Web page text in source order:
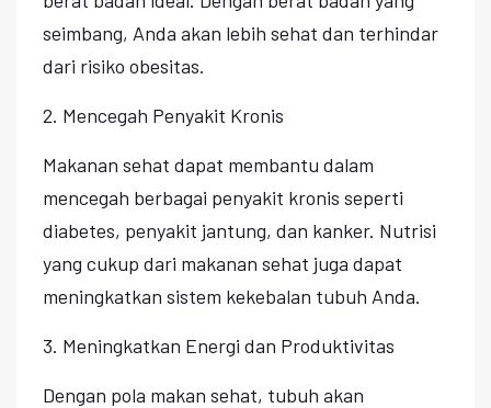
seimbang, Anda akan lebih sehat dan terhindar
dari risiko obesitas.
2. Mencegah Penyakit Kronis
Makanan sehat dapat membantu dalam
mencegah berbagai penyakit kronis seperti
diabetes, penyakit jantung, dan kanker. Nutrisi
yang cukup dari makanan sehat juga dapat
meningkatkan sistem kekebalan tubuh Anda.
3. Meningkatkan Energi dan Produktivitas
Dengan pola makan sehat, tubuh akan